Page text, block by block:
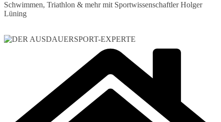
Schwimmen, Triathlon & mehr mit Sportwissenschaftler Holger
Lüning